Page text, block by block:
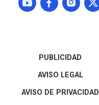
PUBLICIDAD
AVISO LEGAL
AVISO DE PRIVACIDAD